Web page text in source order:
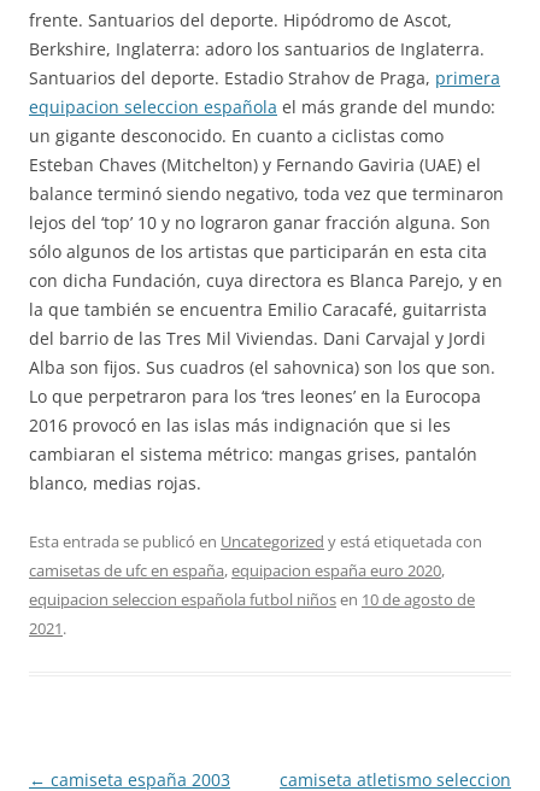
frente. Santuarios del deporte. Hipódromo de Ascot,
Berkshire, Inglaterra: adoro los santuarios de Inglaterra.
Santuarios del deporte. Estadio Strahov de Praga, primera
equipacion seleccion española el más grande del mundo:
un gigante desconocido. En cuanto a ciclistas como
Esteban Chaves (Mitchelton) y Fernando Gaviria (UAE) el
balance terminó siendo negativo, toda vez que terminaron
lejos del ‘top’ 10 y no lograron ganar fracción alguna. Son
sólo algunos de los artistas que participarán en esta cita
con dicha Fundación, cuya directora es Blanca Parejo, y en
la que también se encuentra Emilio Caracafé, guitarrista
del barrio de las Tres Mil Viviendas. Dani Carvajal y Jordi
Alba son fijos. Sus cuadros (el sahovnica) son los que son.
Lo que perpetraron para los ‘tres leones’ en la Eurocopa
2016 provocó en las islas más indignación que si les
cambiaran el sistema métrico: mangas grises, pantalón
blanco, medias rojas.
Esta entrada se publicó en Uncategorized y está etiquetada con
camisetas de ufc en españa,equipacion españa euro 2020,
equipacion seleccion española futbol niñosen 10 de agosto de
2021.
Navegación
← camiseta españa 2003 camiseta atletismo seleccion